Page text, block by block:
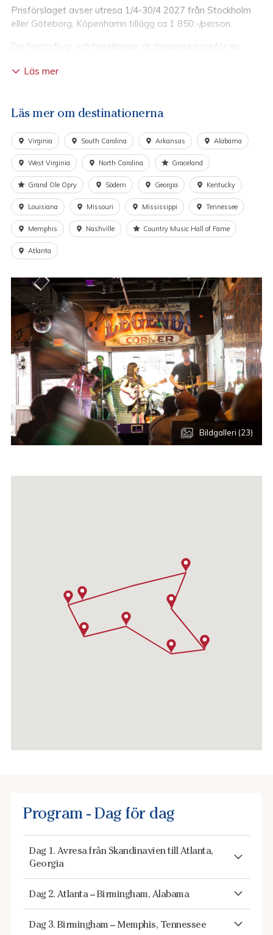
Prisförslaget avser utresa 1/4-30/4 2027 från Stockholm
eller Göteborg, Köpenhamn tillägg ca 1 850:-/person.
De flesta flyg- och hotellpriser är dynamiska varför de
datum med högre efterfrågan, detta innebär att priset är
Passar inte reseförslaget eller du vill göra en egen
kombination är det enkelt att justera eller förlänga resan
och vi skräddarsyr som just du vill ha den. Kanske önskar ni
fler nätter, besöka andra orter eller ha en större hyrbil?
Möjligheterna är oändliga. Kontakta våra reseproffs för
prisuppgift och reseförslag.
Läs mer
Läs mer om destinationerna
Virginia South Carolina Arkansas Alabama
West Virginia North Carolina Graceland
Grand Ole Opry Södern Georgia Kentucky
Louisiana Missouri Mississippi Tennessee
Memphis Nashville Country Music Hall of Fame
Atlanta
Bildgalleri (23)
Program - Dag för dag
Dag 1. Avresa från Skandinavien till Atlanta,
Georgia
Dag 2. Atlanta – Birmingham, Alabama
Dag 3. Birmingham – Memphis, Tennessee